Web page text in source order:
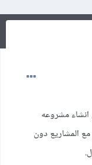
انشاء مشروعه
مع المشاريع دون